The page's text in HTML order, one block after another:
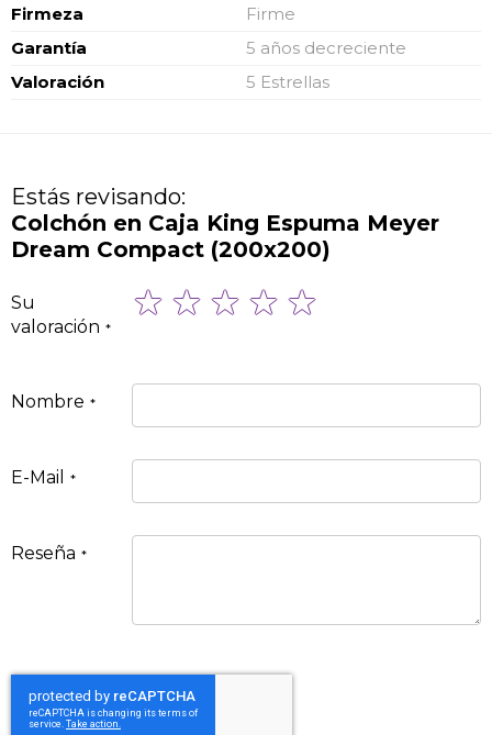
Firmeza
Firme
Garantía
5 años decreciente
Valoración
5 Estrellas
Estás revisando:
Colchón en Caja King Espuma Meyer
Dream Compact (200x200)
Su
valoración
star
stars
stars
stars
stars
Nombre
E-Mail
Reseña